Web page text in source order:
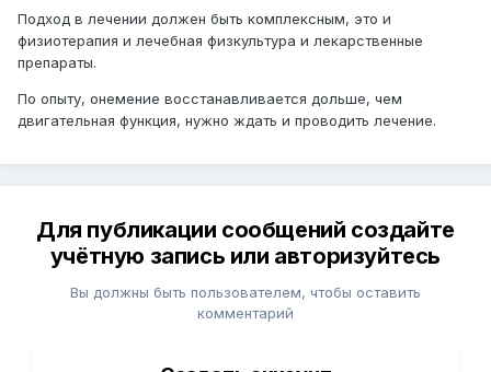
Подход в лечении должен быть комплексным, это и
физиотерапия и лечебная физкультура и лекарственные
препараты.
По опыту, онемение восстанавливается дольше, чем
двигательная функция, нужно ждать и проводить лечение.
Для публикации сообщений создайте
учётную запись или авторизуйтесь
Вы должны быть пользователем, чтобы оставить
комментарий